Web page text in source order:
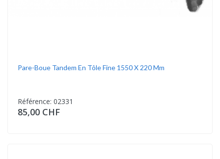
Pare-Boue Tandem En Tôle Fine 1550 X 220 Mm
Référence: 02331
85,00 CHF